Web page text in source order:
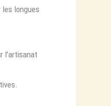
les longues
l’artisanat